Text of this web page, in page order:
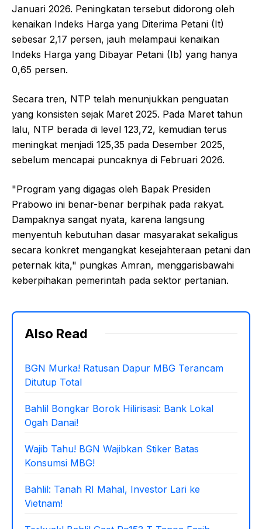
Januari 2026. Peningkatan tersebut didorong oleh
kenaikan Indeks Harga yang Diterima Petani (It)
sebesar 2,17 persen, jauh melampaui kenaikan
Indeks Harga yang Dibayar Petani (Ib) yang hanya
0,65 persen.
Secara tren, NTP telah menunjukkan penguatan
yang konsisten sejak Maret 2025. Pada Maret tahun
lalu, NTP berada di level 123,72, kemudian terus
meningkat menjadi 125,35 pada Desember 2025,
sebelum mencapai puncaknya di Februari 2026.
"Program yang digagas oleh Bapak Presiden
Prabowo ini benar-benar berpihak pada rakyat.
Dampaknya sangat nyata, karena langsung
menyentuh kebutuhan dasar masyarakat sekaligus
secara konkret mengangkat kesejahteraan petani dan
peternak kita," pungkas Amran, menggarisbawahi
keberpihakan pemerintah pada sektor pertanian.
Also Read
BGN Murka! Ratusan Dapur MBG Terancam
Ditutup Total
Bahlil Bongkar Borok Hilirisasi: Bank Lokal
Ogah Danai!
Wajib Tahu! BGN Wajibkan Stiker Batas
Konsumsi MBG!
Bahlil: Tanah RI Mahal, Investor Lari ke
Vietnam!